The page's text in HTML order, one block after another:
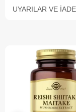
UYARILAR VE